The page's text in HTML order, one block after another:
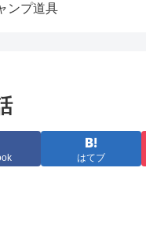
ンプ道具
はてブ